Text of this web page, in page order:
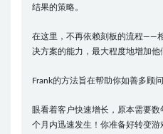
结果的策略。
在这里，不再依赖刻板的流程——
决方案的能力，最大程度地增加他
Frank的方法旨在帮助你如善多顾
眼看着客户快速增长，原本需要
个月内迅速发生！你准备好转变游